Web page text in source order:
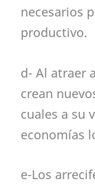
necesarios
productivo.
d- Al atraer
crean
cuales a su
economías
e-Los